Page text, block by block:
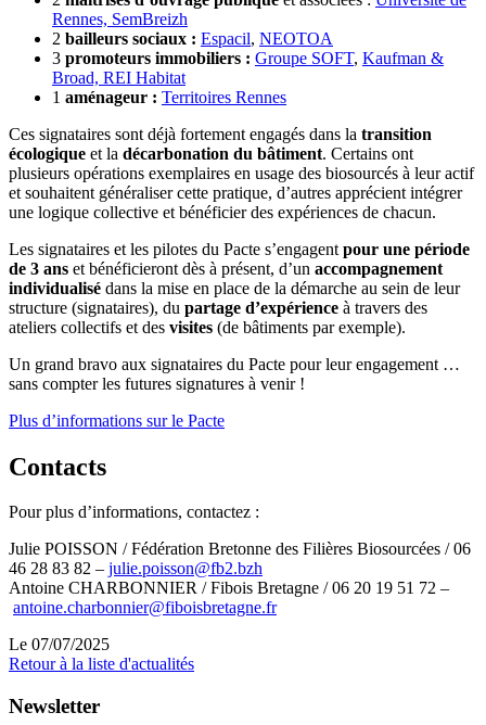
Rennes, SemBreizh
2 bailleurs sociaux : Espacil, NEOTOA
3 promoteurs immobiliers : Groupe SOFT, Kaufman &
Broad, REI Habitat
1 aménageur : Territoires Rennes
Ces signataires sont déjà fortement engagés dans la transition
écologique et la décarbonation du bâtiment. Certains ont
plusieurs opérations exemplaires en usage des biosourcés à leur actif
et souhaitent généraliser cette pratique, d’autres apprécient intégrer
une logique collective et bénéficier des expériences de chacun.
Les signataires et les pilotes du Pacte s’engagent pour une période
de 3 ans et bénéficieront dès à présent, d’un accompagnement
individualisé dans la mise en place de la démarche au sein de leur
structure (signataires), du partage d’expérience à travers des
ateliers collectifs et des visites (de bâtiments par exemple).
Un grand bravo aux signataires du Pacte pour leur engagement …
sans compter les futures signatures à venir !
Plus d’informations sur le Pacte
Contacts
Pour plus d’informations, contactez :
Julie POISSON / Fédération Bretonne des Filières Biosourcées / 06
46 28 83 82 – julie.poisson@fb2.bzh
Antoine CHARBONNIER / Fibois Bretagne / 06 20 19 51 72 –
antoine.charbonnier@fiboisbretagne.fr
Le 07/07/2025
Retour à la liste d'actualités
Newsletter